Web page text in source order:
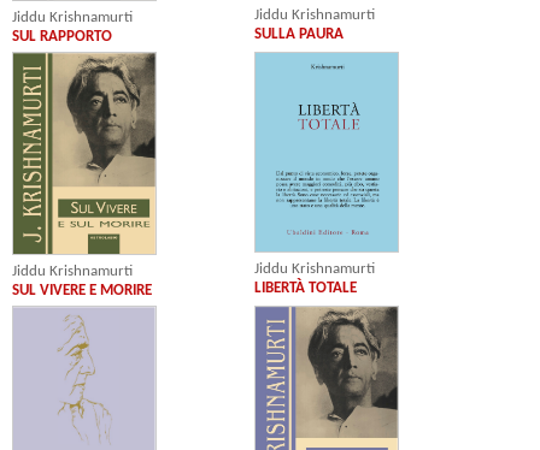
Jiddu Krishnamurti
SUL RAPPORTO
Jiddu Krishnamurti
SULLA PAURA
Jiddu Krishnamurti
SUL VIVERE E MORIRE
Jiddu Krishnamurti
LIBERTÀ TOTALE